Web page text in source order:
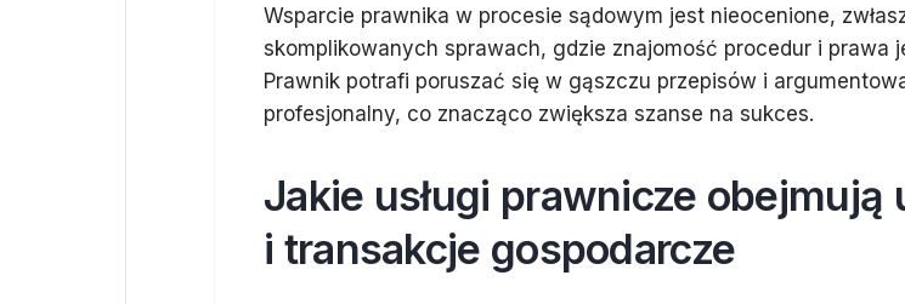
Wsparcie prawnika w procesie sądowym jest nieocenione,
skomplikowanych sprawach, gdzie znajomość procedur i prawa
Prawnik potrafi poruszać się w gąszczu przepisów i
profesjonalny, co znacząco zwiększa szanse na sukces.
Jakie usługi prawnicze obejmują
i transakcje gospodarcze